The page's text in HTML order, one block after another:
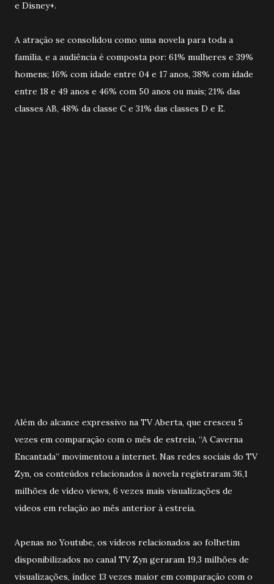
e Disney+.
A atração se consolidou como uma novela para toda a
família, e a audiência é composta por: 61% mulheres e 39%
homens; 16% com idade entre 04 e 17 anos, 38% com idade
entre 18 e 49 anos e 46% com 50 anos ou mais; 21% das
classes AB, 48% da classe C e 31% das classes D e E.
Além do alcance expressivo na TV Aberta, que cresceu 5
vezes em comparação com o mês de estreia, “A Caverna
Encantada” movimentou a internet. Nas redes sociais do TV
Zyn, os conteúdos relacionados à novela registraram 36,1
milhões de vídeo views, 6 vezes mais visualizações de
vídeos em relação ao mês anterior à estreia.
Apenas no Youtube, os vídeos relacionados ao folhetim
disponibilizados no canal TV Zyn geraram 19,3 milhões de
visualizações, índice 13 vezes maior em comparação com o